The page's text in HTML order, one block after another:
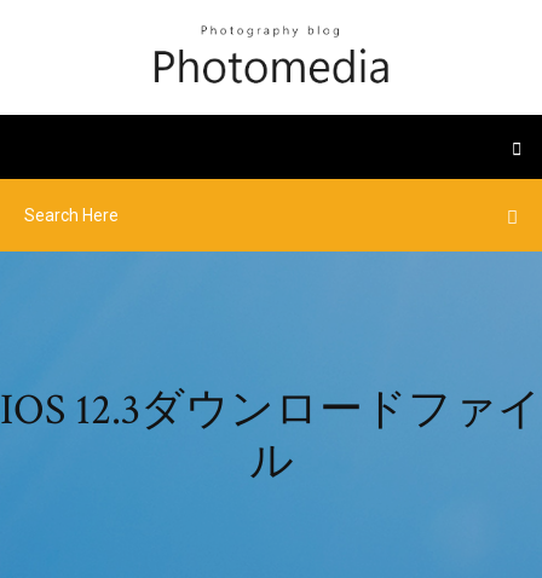
IOS 12.3ダウンロードファイ
ル